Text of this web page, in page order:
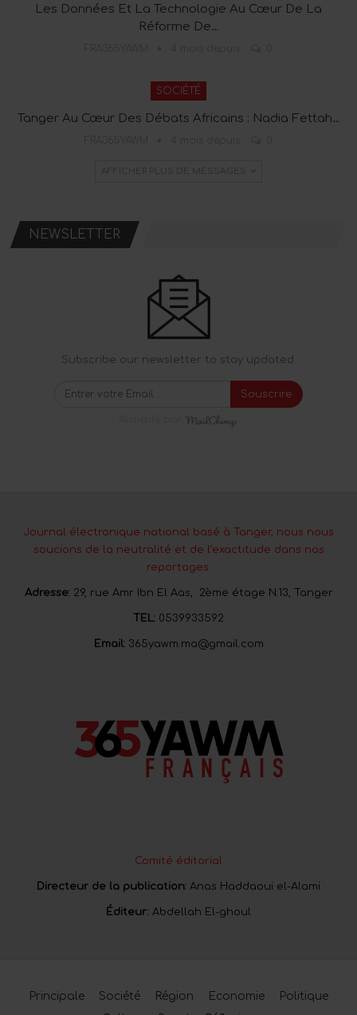
Les Données Et La Technologie Au Cœur De La
Réforme De…
SOCIÉTÉ
Tanger Au Cœur Des Débats Africains : Nadia Fettah…
AFFICHER PLUS DE MESSAGES
NEWSLETTER
Subscribe our newsletter to stay updated.
Souscrire
Journal électronique national basé à Tanger, nous nous
soucions de la neutralité et de l’exactitude dans nos
reportages.
Adresse: 29, rue Amr Ibn El Aas, 2ème étage N:13, Tanger
TEL: 0539933592
Email: 365yawm.ma@gmail.com
Comité éditorial
Directeur de la publication: Anas Haddaoui el-Alami
Éditeur: Abdellah El-ghoul
Principale Société Région Economie
Politique